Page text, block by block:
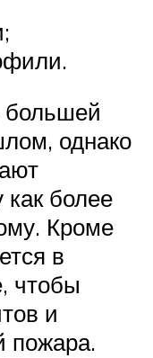
большей
однако
как более
Кроме
в
чтобы
и
пожара.